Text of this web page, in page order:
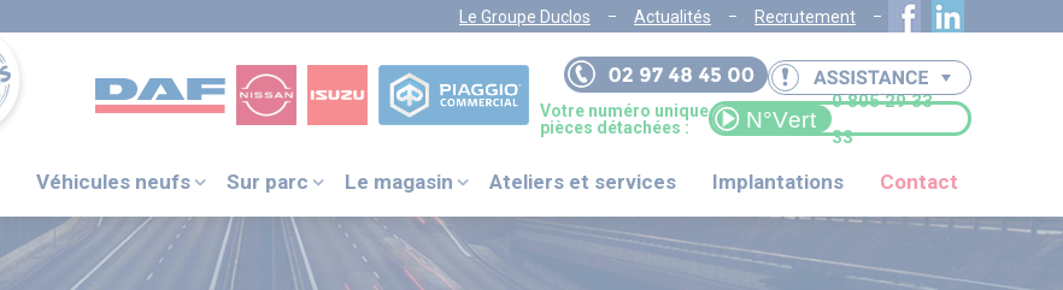
Le Groupe Duclos Actualités Recrutement
Votre numéro unique
pièces détachées :
0 805 29 33
33
Véhicules neufs Sur parc Le magasin Ateliers et services Implantations Contact
VOTRE NUMÉRO UNIQUE
PIÈCES DÉTACHÉES :
0 805 29 33
33